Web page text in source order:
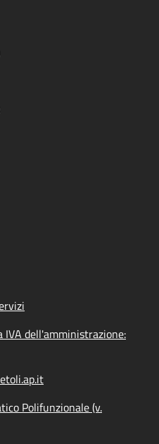
dell'amministrazione:
Polifunzionale (v.